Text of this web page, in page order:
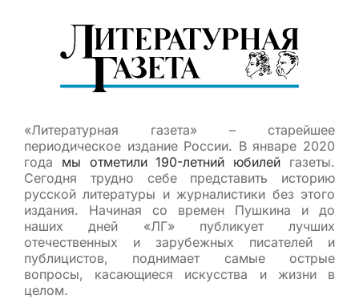
«Литературная газета» – старейшее
периодическое издание России. В январе 2020
года мы отметили 190-летний юбилей газеты.
Сегодня трудно себе представить историю
русской литературы и журналистики без этого
издания. Начиная со времен Пушкина и до
наших дней «ЛГ» публикует лучших
отечественных и зарубежных писателей и
публицистов, поднимает самые острые
вопросы, касающиеся искусства и жизни в
целом.